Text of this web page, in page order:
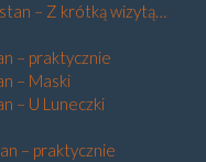
– Z krótką wizytą…
– praktycznie
– Maski
– U Luneczki
– praktycznie